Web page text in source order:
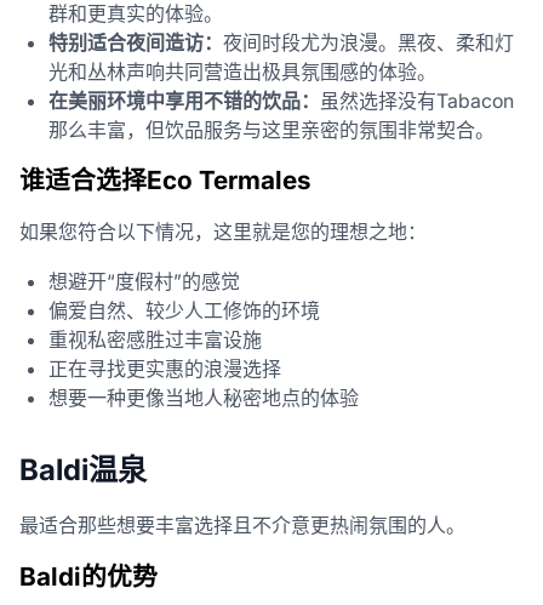
群和更真实的体验。
特别适合夜间造访： 夜间时段尤为浪漫。黑夜、柔和灯
光和丛林声响共同营造出极具氛围感的体验。
在美丽环境中享用不错的饮品： 虽然选择没有Tabacon
那么丰富，但饮品服务与这里亲密的氛围非常契合。
谁适合选择Eco Termales
如果您符合以下情况，这里就是您的理想之地：
想避开“度假村”的感觉
偏爱自然、较少人工修饰的环境
重视私密感胜过丰富设施
正在寻找更实惠的浪漫选择
想要一种更像当地人秘密地点的体验
Baldi温泉
最适合那些想要丰富选择且不介意更热闹氛围的人。
Baldi的优势